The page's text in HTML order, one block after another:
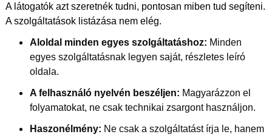
A látogatók azt szeretnék tudni, pontosan miben tud segíteni.
A szolgáltatások listázása nem elég.
Aloldal minden egyes szolgáltatáshoz: Minden
egyes szolgáltatásnak legyen saját, részletes leíró
oldala.
A felhasználó nyelvén beszéljen: Magyarázzon el
folyamatokat, ne csak technikai zsargont használjon.
Haszonélmény: Ne csak a szolgáltatást írja le, hanem